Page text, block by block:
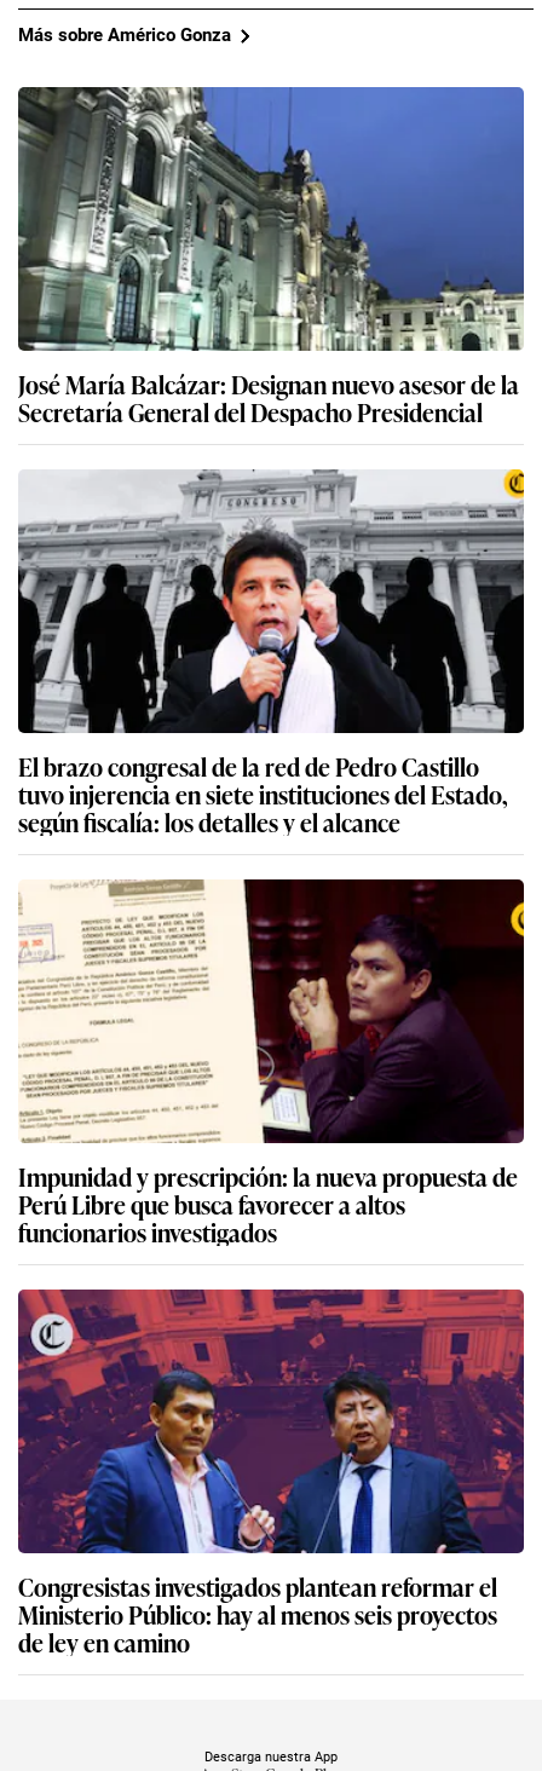
Más sobre Américo Gonza
José María Balcázar: Designan nuevo asesor de la
Secretaría General del Despacho Presidencial
El brazo congresal de la red de Pedro Castillo
tuvo injerencia en siete instituciones del Estado,
según fiscalía: los detalles y el alcance
Impunidad y prescripción: la nueva propuesta de
Perú Libre que busca favorecer a altos
funcionarios investigados
Congresistas investigados plantean reformar el
Ministerio Público: hay al menos seis proyectos
de ley en camino
Descarga nuestra App